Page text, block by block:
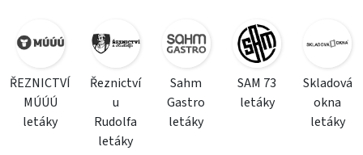
ŘEZNICTVÍ
MÚÚÚ
letáky
Řeznictví
u
Rudolfa
letáky
Sahm
Gastro
letáky
SAM 73
letáky
Skladová
okna
letáky